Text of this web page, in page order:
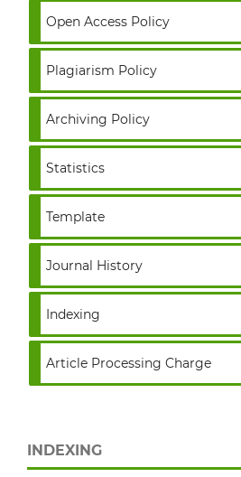
Open Access Policy
Plagiarism Policy
Archiving Policy
Statistics
Template
Journal History
Indexing
Article Processing Charge
INDEXING